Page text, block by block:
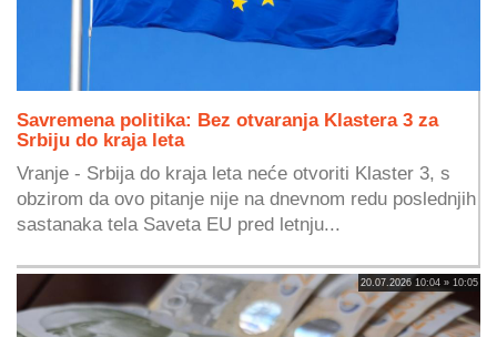
Savremena politika: Bez otvaranja Klastera 3 za
Srbiju do kraja leta
Vranje - Srbija do kraja leta neće otvoriti Klaster 3, s
obzirom da ovo pitanje nije na dnevnom redu poslednjih
sastanaka tela Saveta EU pred letnju...
20.07.2026 10:04 » 10:05